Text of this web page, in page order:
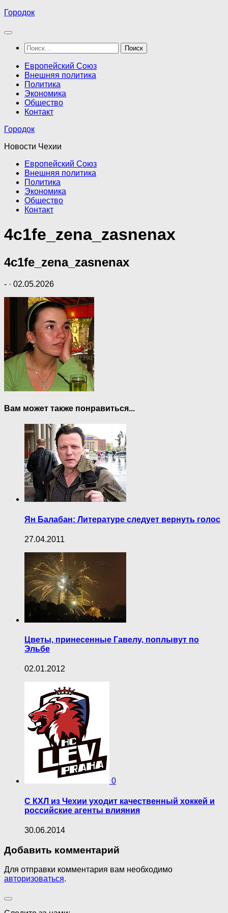
Перейти
содержимому
Городок
Найти:
Европейский Союз
Внешняя политика
Политика
Экономика
Общество
Контакт
Городок
Новости Чехии
Европейский Союз
Внешняя политика
Политика
Экономика
Общество
Контакт
4c1fe_zena_zasnenax
4c1fe_zena_zasnenax
- · 02.05.2026
Вам может также понравиться...
Ян Балабан: Литературе следует вернуть голос
27.04.2011
Цветы, принесенные Гавелу, поплывут по
Эльбе
02.01.2012
0
С КХЛ из Чехии уходит качественный хоккей и
российские агенты влияния
30.06.2014
Добавить комментарий
Для отправки комментария вам необходимо
авторизоваться.